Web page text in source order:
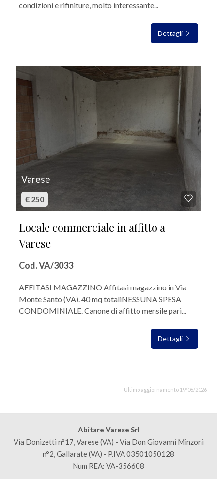
condizioni e rifiniture, molto interessante...
Dettagli
Varese
€ 250
Locale commerciale in affitto a
Varese
Cod. VA/3033
AFFITASI MAGAZZINO Affitasi magazzino in Via
Monte Santo (VA). 40 mq totaliNESSUNA SPESA
CONDOMINIALE. Canone di affitto mensile pari...
Dettagli
Ultimo aggiornamento 19/06/2026
Abitare Varese Srl
Via Donizetti n°17, Varese (VA) - Via Don Giovanni Minzoni
n°2, Gallarate (VA) - P.IVA 03501050128
Num REA: VA-356608